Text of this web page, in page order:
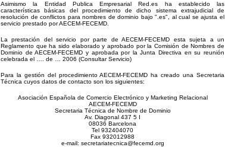
Asimismo la Entidad Publica Empresarial Red.es ha establecido las
características básicas del procedimiento de dicho sistema extrajudicial de
resolución de conflictos para nombres de dominio bajo ".es", al cual se ajusta el
servicio prestado por AECEM-FECEMD.
La prestación del servicio por parte de AECEM-FECEMD esta sujeta a un
Reglamento que ha sido elaborado y aprobado por la Comisión de Nombres de
Dominio de AECEM-FECEMD y aprobada por la Junta Directiva en su reunión
celebrada el …. de … 2006 (Consultar Servicio)
Para la gestión del procedimiento AECEM-FECEMD ha creado una Secretaria
Técnica cuyos datos de contacto son los siguientes:
Asociación Española de Comercio Electrónico y Marketing Relacional
AECEM-FECEMD
Secretaria Técnica de Nombre de Dominio
Av. Diagonal 437 5 I
08036 Barcelona
Tel 932404070
Fax 932012988
e-mail: secretariatecnica@fecemd.org